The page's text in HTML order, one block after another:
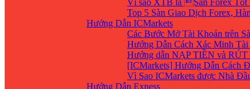
Vì sao XTB là Sàn Forex Tốt
Top 5 Sàn Giao Dịch Forex,
Hướng Dẫn ICMarkets
Các Bước Mở Tài Khoản trên
Hướng Dẫn Cách Xác Minh
Hướng dẫn NẠP TIỀN và RÚT
[ICMarkets] Hướng Dẫn Cách
Vì Sao ICMarkets được Nhà
Hướng Dẫn Exness